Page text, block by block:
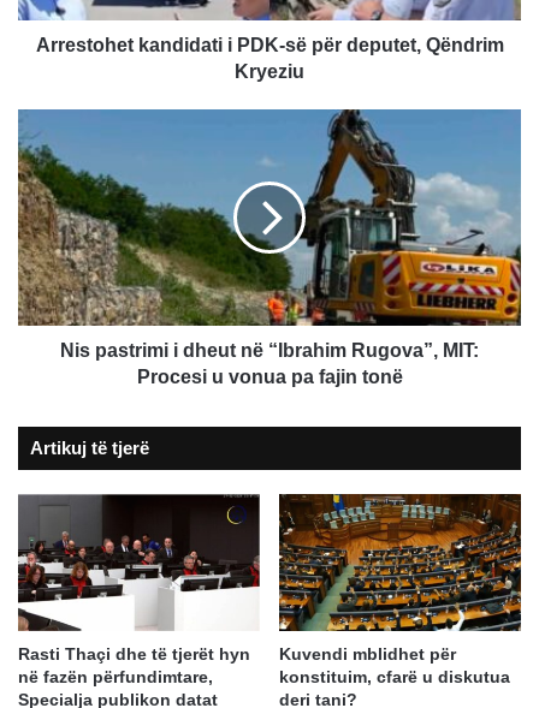
Kryeziu
Arrestohet kandidati i PDK-së për deputet, Qëndrim
Kryeziu
pastrimi
i
dheut
në
“Ibrahim
Rugova”,
MIT:
Procesi
fajin
tonë
Nis pastrimi i dheut në “Ibrahim Rugova”, MIT:
Procesi u vonua pa fajin tonë
Artikuj të tjerë
Rasti Thaçi dhe të tjerët hyn
në fazën përfundimtare,
Specialja publikon datat
Kuvendi mblidhet për
konstituim, cfarë u diskutua
deri tani?